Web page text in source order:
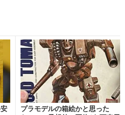
プラモデルの箱絵かと思った